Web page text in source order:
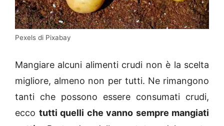
Pexels di Pixabay
Mangiare alcuni alimenti crudi non è la scelta
migliore, almeno non per tutti. Ne rimangono
tanti che possono essere consumati crudi,
ecco tutti quelli che vanno sempre mangiati